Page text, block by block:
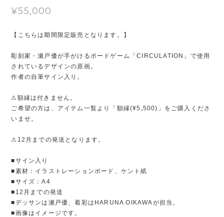
¥55,000
【こちらは期間限定販売となります。】
彫刻家・瀬戸優が手がけるボードゲーム「CIRCULATION」で使用
されているデザインの原画。
作者の自筆サイン入り。
⚠︎額縁は付きません。
ご希望の方は、アイテム一覧より「額縁(¥5,500)」をご購入くださ
いませ。
⚠︎12月までの発送となります。
■サイン入り
■素材：イラストレーションボード、ケント紙
■サイズ：A4
■12月までの発送
■デッサンは瀬戸優、着彩はHARUNA OIKAWAが担当。
■画像はイメージです。